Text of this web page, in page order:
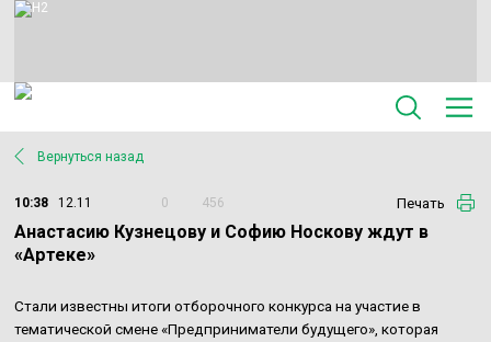
Вернуться назад
10:38 12.11 0 456 Печать
Анастасию Кузнецову и Софию Носкову ждут в
«Артеке»
Стали известны итоги отборочного конкурса на участие в
тематической смене «Предприниматели будущего», которая